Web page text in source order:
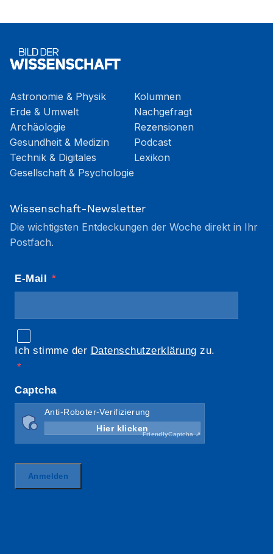
Astronomie & Physik
Erde & Umwelt
Archäologie
Gesundheit & Medizin
Technik & Digitales
Gesellschaft & Psychologie
Kolumnen
Nachgefragt
Rezensionen
Podcast
Lexikon
Wissenschaft-Newsletter
Die wichtigsten Entdeckungen der Woche direkt in Ihr
Postfach.